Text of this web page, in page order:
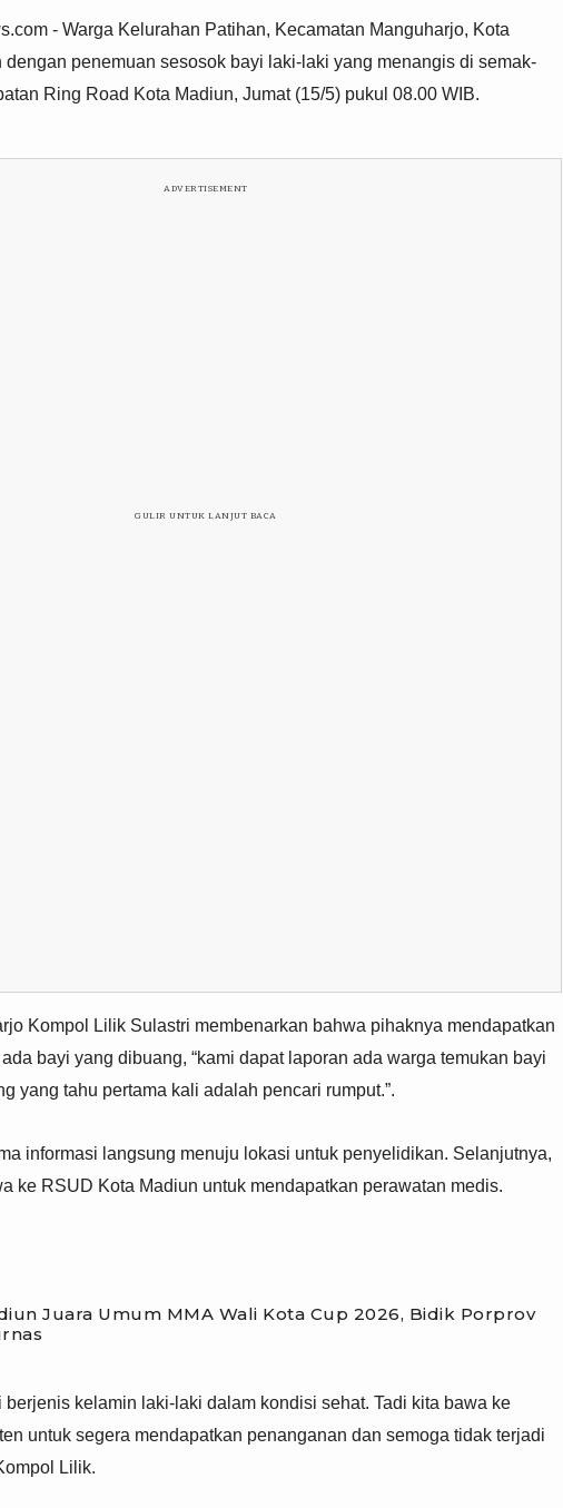
- Warga Kelurahan Patihan, Kecamatan Manguharjo, Kota
dengan penemuan sesosok bayi laki-laki yang menangis di semak-
Ring Road Kota Madiun, Jumat (15/5) pukul 08.00 WIB.
ADVERTISEMENT
GULIR UNTUK LANJUT BACA
Kompol Lilik Sulastri membenarkan bahwa pihaknya mendapatkan
bayi yang dibuang, “kami dapat laporan ada warga temukan bayi
yang tahu pertama kali adalah pencari rumput.”.
informasi langsung menuju lokasi untuk penyelidikan. Selanjutnya,
ke RSUD Kota Madiun untuk mendapatkan perawatan medis.
Juara Umum MMA Wali Kota Cup 2026, Bidik Porprov
berjenis kelamin laki-laki dalam kondisi sehat. Tadi kita bawa ke
untuk segera mendapatkan penanganan dan semoga tidak terjadi
Lilik.